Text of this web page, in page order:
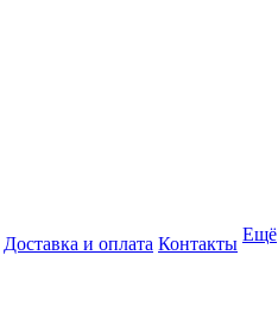
Доставка и оплата Контакты Ещё